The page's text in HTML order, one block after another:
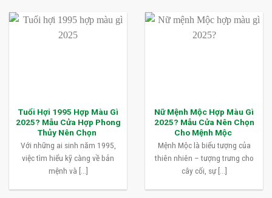
Tuổi Hợi 1995 Hợp Màu Gì
2025? Mẫu Cửa Hợp Phong
Thủy Nên Chọn
Với những ai sinh năm 1995,
việc tìm hiểu kỹ càng về bản
mệnh và [...]
Nữ Mệnh Mộc Hợp Màu Gì
2025? Mẫu Cửa Nên Chọn
Cho Mệnh Mộc
Mệnh Mộc là biểu tượng của
thiên nhiên – tượng trưng cho
cây cối, sự [...]